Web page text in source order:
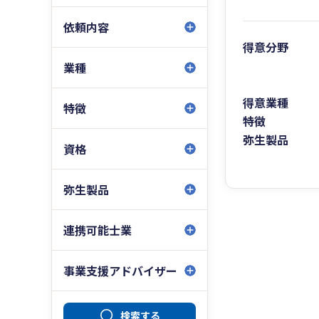
依頼内容
業種
特徴
資格
弥生製品
連携可能士業
事業支援アドバイザー
検索する
得意分野
得意業種
特徴
弥生製品